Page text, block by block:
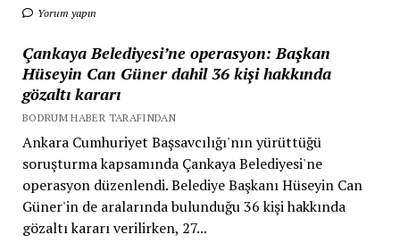
Yorum yapın
Çankaya Belediyesi’ne operasyon: Başkan
Hüseyin Can Güner dahil 36 kişi hakkında
gözaltı kararı
BODRUM HABER TARAFINDAN
Ankara Cumhuriyet Başsavcılığı'nın yürüttüğü
soruşturma kapsamında Çankaya Belediyesi'ne
operasyon düzenlendi. Belediye Başkanı Hüseyin Can
Güner'in de aralarında bulunduğu 36 kişi hakkında
gözaltı kararı verilirken, 27...